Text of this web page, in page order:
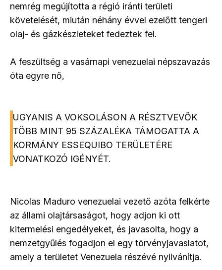
nemrég megújította a régió iránti területi
követelését, miután néhány évvel ezelőtt tengeri
olaj- és gázkészleteket fedeztek fel.
A feszültség a vasárnapi venezuelai népszavazás
óta egyre nő,
UGYANIS A VOKSOLÁSON A RÉSZTVEVŐK
TÖBB MINT 95 SZÁZALÉKA TÁMOGATTA A
KORMÁNY ESSEQUIBO TERÜLETÉRE
VONATKOZÓ IGÉNYÉT.
Nicolas Maduro venezuelai vezető azóta felkérte
az állami olajtársaságot, hogy adjon ki ott
kitermelési engedélyeket, és javasolta, hogy a
nemzetgyűlés fogadjon el egy törvényjavaslatot,
amely a területet Venezuela részévé nyilvánítja.